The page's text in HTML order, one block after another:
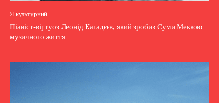
Я культурний
Піаніст-віртуоз Леонід Кагадєєв, який зробив Суми Меккою
музичного життя